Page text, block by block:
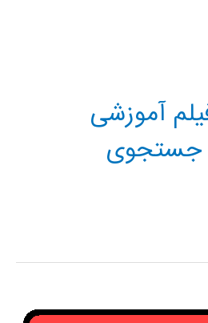
آموزشی
جستجوی